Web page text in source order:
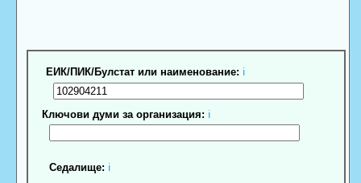
ЕИК/ПИК/Булстат или наименование: ℹ
Ключови думи за организация: ℹ
Седалище: ℹ